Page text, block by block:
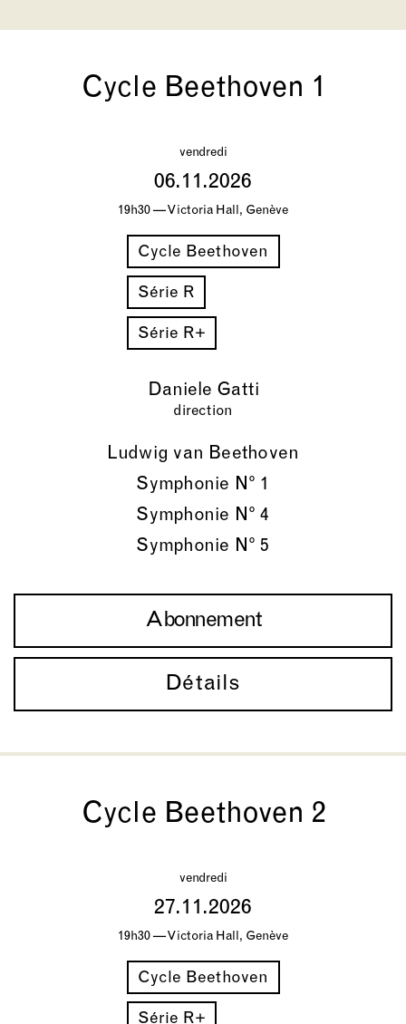
Cycle Beethoven 1
Abonnement
Détails
vendredi
06.11.2026
19h30 — Victoria Hall, Genève
Cycle Beethoven
Série R
Série R+
Daniele Gatti
direction
Ludwig van Beethoven
Symphonie N° 1
Symphonie N° 4
Symphonie N° 5
Cycle Beethoven 2
vendredi
27.11.2026
19h30 — Victoria Hall, Genève
Cycle Beethoven
Série R+